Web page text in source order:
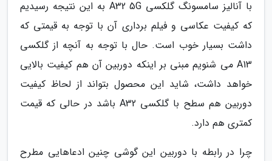
با آنالیز سامسونگ گلکسی A32 5G به این نتیجه رسیدیم
که کیفیت عکاسی و فیلم برداری آن با توجه به قیمتی که
داشت بسیار خوب است. حال با توجه به آنچه از گلکسی
A13 می شنویم مبنی بر اینکه دوربین آن هم کیفیت بالایی
خواهد داشت، شاید این محصول بتواند از لحاظ کیفیت
دوربین هم سطح با گلکسی A32 باشد در حالی که قیمت
کمتری هم دارد.
چرا در رابطه با دوربین این گوشی چنین ادعاهایی مطرح